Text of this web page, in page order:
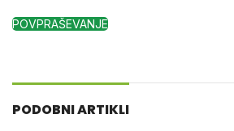
POVPRAŠEVANJE
PODOBNI ARTIKLI